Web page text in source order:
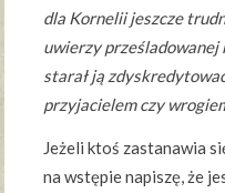
dla Kornelii jeszcze
uwierzy prześladowanej
starał ją
przyjacielem czy
Jeżeli ktoś zastanawia
na wstępie napiszę, że